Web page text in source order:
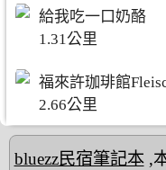
給我吃一口奶酪
1.31公里
福來許珈琲館
2.66公里
bluezz民宿筆記本,